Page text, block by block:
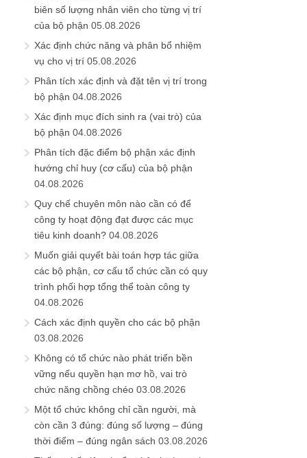
biên số lượng nhân viên cho từng vị trí
của bộ phận 05.08.2026
Xác định chức năng và phân bổ nhiệm
vụ cho vị trí 05.08.2026
Phân tích xác định và đặt tên vị trí trong
bộ phận 04.08.2026
Xác định mục đích sinh ra (vai trò) của
bộ phận 04.08.2026
Phân tích đặc điểm bộ phận xác định
hướng chỉ huy (cơ cấu) của bộ phận
04.08.2026
Quy chế chuyên môn nào cần có để
công ty hoạt động đạt được các mục
tiêu kinh doanh? 04.08.2026
Muốn giải quyết bài toán hợp tác giữa
các bộ phận, cơ cấu tổ chức cần có quy
trình phối hợp tổng thể toàn công ty
04.08.2026
Cách xác định quyền cho các bộ phận
03.08.2026
Không có tổ chức nào phát triển bền
vững nếu quyền hạn mơ hồ, vai trò
chức năng chồng chéo 03.08.2026
Một tổ chức không chỉ cần người, mà
còn cần 3 đúng: đúng số lượng – đúng
thời điểm – đúng ngân sách 03.08.2026